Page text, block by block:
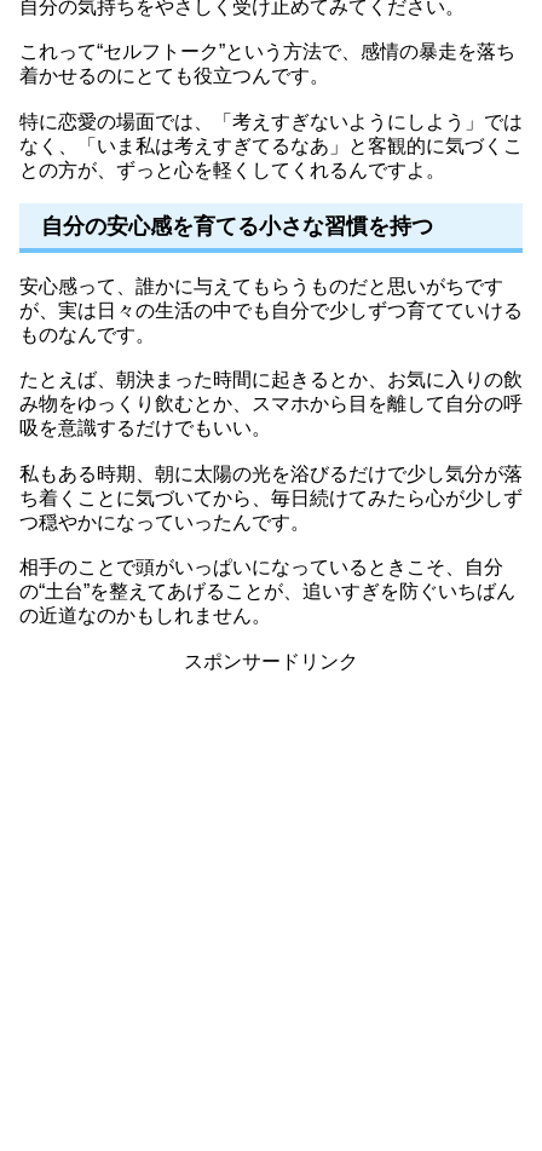
自分の気持ちをやさしく受け止めてみてください。
これって“セルフトーク”という方法で、感情の暴走を落ち
着かせるのにとても役立つんです。
特に恋愛の場面では、「考えすぎないようにしよう」では
なく、「いま私は考えすぎてるなあ」と客観的に気づくこ
との方が、ずっと心を軽くしてくれるんですよ。
自分の安心感を育てる小さな習慣を持つ
安心感って、誰かに与えてもらうものだと思いがちです
が、実は日々の生活の中でも自分で少しずつ育てていける
ものなんです。
たとえば、朝決まった時間に起きるとか、お気に入りの飲
み物をゆっくり飲むとか、スマホから目を離して自分の呼
吸を意識するだけでもいい。
私もある時期、朝に太陽の光を浴びるだけで少し気分が落
ち着くことに気づいてから、毎日続けてみたら心が少しず
つ穏やかになっていったんです。
相手のことで頭がいっぱいになっているときこそ、自分
の“土台”を整えてあげることが、追いすぎを防ぐいちばん
の近道なのかもしれません。
スポンサードリンク